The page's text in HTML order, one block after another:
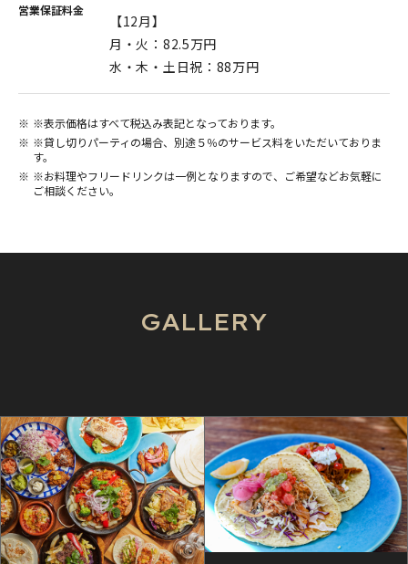
営業保証料金
【12月】
月・火：82.5万円
水・木・土日祝：88万円
※表示価格はすべて税込み表記となっております。
※貸し切りパーティの場合、別途５％のサービス料をいただいておりま
す。
※お料理やフリードリンクは一例となりますので、ご希望などお気軽に
ご相談ください。
GALLERY